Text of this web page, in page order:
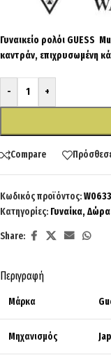
Γυναικείο ρολόι GUESS
καντράν, επιχρυσωμένη
- +
Compare
Κωδικός προϊόντος:
Κατηγορίες: Γυναίκα,
Share:
Περιγραφή
Μάρκα
Μηχανισμός